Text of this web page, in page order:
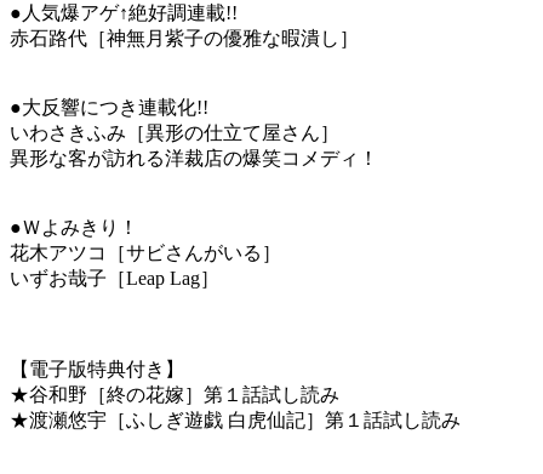
●人気爆アゲ↑絶好調連載!!
赤石路代［神無月紫子の優雅な暇潰し］
●大反響につき連載化!!
いわさきふみ［異形の仕立て屋さん］
異形な客が訪れる洋裁店の爆笑コメディ！
●Ｗよみきり！
花木アツコ［サビさんがいる］
いずお哉子［Leap Lag］
【電子版特典付き】
★谷和野［終の花嫁］第１話試し読み
★渡瀬悠宇［ふしぎ遊戯 白虎仙記］第１話試し読み